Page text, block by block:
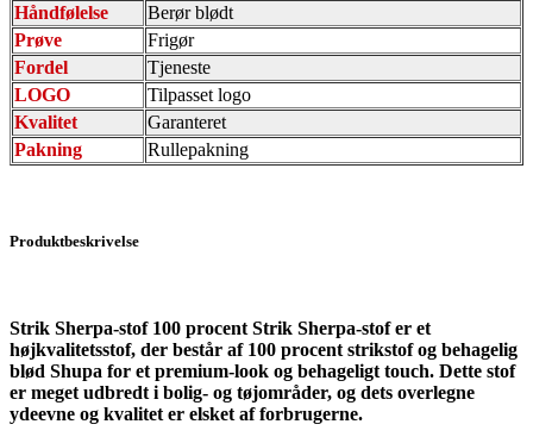
Håndfølelse
Berør blødt
Prøve
Frigør
Fordel
Tjeneste
LOGO
Tilpasset logo
Kvalitet
Garanteret
Pakning
Rullepakning
Produktbeskrivelse
Strik Sherpa-stof 100 procent Strik Sherpa-stof er et
højkvalitetsstof, der består af 100 procent strikstof og behagelig
blød Shupa for et premium-look og behageligt touch. Dette stof
er meget udbredt i bolig- og tøjområder, og dets overlegne
ydeevne og kvalitet er elsket af forbrugerne.